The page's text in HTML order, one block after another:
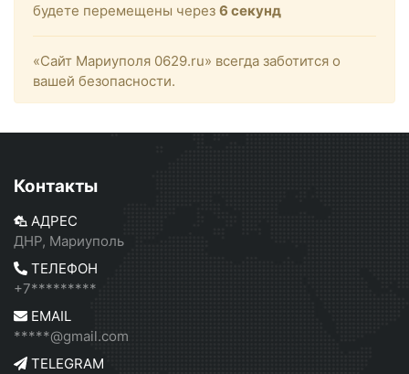
будете перемещены через 6 секунд
«Сайт Мариуполя 0629.ru» всегда заботится о
вашей безопасности.
Контакты
АДРЕС
ДНР, Мариуполь
ТЕЛЕФОН
+7*********
EMAIL
*****@gmail.com
TELEGRAM